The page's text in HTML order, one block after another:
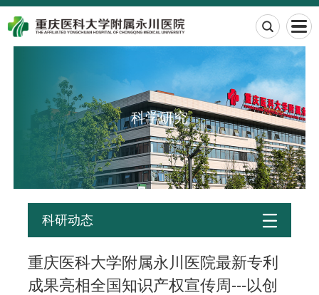

科学研究
科研动态 
重庆医科大学附属永川医院最新专利
成果亮相全国知识产权宣传周---以创